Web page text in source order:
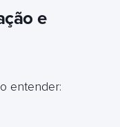
e
entender: